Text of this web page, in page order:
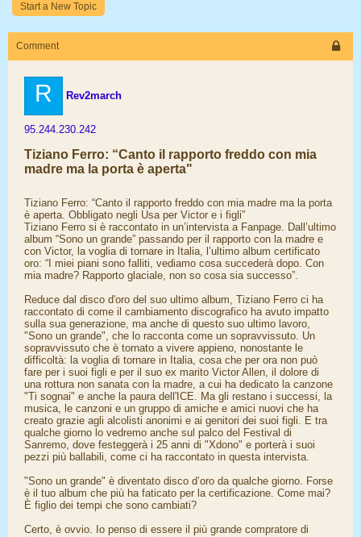
Start a New Topic
Comment
R Rev2march
95.244.230.242
Tiziano Ferro: “Canto il rapporto freddo con mia
madre ma la porta è aperta"
Tiziano Ferro: “Canto il rapporto freddo con mia madre ma la porta
è aperta. Obbligato negli Usa per Victor e i figli”
Tiziano Ferro si è raccontato in un’intervista a Fanpage. Dall’ultimo
album “Sono un grande” passando per il rapporto con la madre e
con Victor, la voglia di tornare in Italia, l’ultimo album certificato
oro: “I miei piani sono falliti, vediamo cosa succederà dopo. Con
mia madre? Rapporto glaciale, non so cosa sia successo”.
Reduce dal disco d'oro del suo ultimo album, Tiziano Ferro ci ha
raccontato di come il cambiamento discografico ha avuto impatto
sulla sua generazione, ma anche di questo suo ultimo lavoro,
"Sono un grande", che lo racconta come un sopravvissuto. Un
sopravvissuto che è tornato a vivere appieno, nonostante le
difficoltà: la voglia di tornare in Italia, cosa che per ora non può
fare per i suoi figli e per il suo ex marito Victor Allen, il dolore di
una rottura non sanata con la madre, a cui ha dedicato la canzone
"Ti sognai" e anche la paura dell'ICE. Ma gli restano i successi, la
musica, le canzoni e un gruppo di amiche e amici nuovi che ha
creato grazie agli alcolisti anonimi e ai genitori dei suoi figli. E tra
qualche giorno lo vedremo anche sul palco del Festival di
Sanremo, dove festeggerà i 25 anni di "Xdono" e porterà i suoi
pezzi più ballabili, come ci ha raccontato in questa intervista.
"Sono un grande" è diventato disco d’oro da qualche giorno. Forse
è il tuo album che più ha faticato per la certificazione. Come mai?
È figlio dei tempi che sono cambiati?
Certo, è ovvio. Io penso di essere il più grande compratore di